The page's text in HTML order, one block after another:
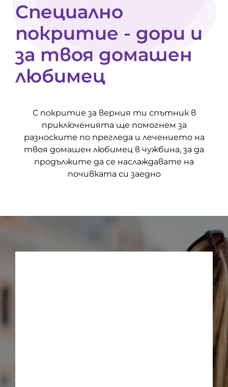
Специално
покритие - дори и
за твоя домашен
любимец
С покритие за верния ти спътник в
приключенията ще помогнем за
разноските по прегледа и лечението на
твоя домашен любимец в чужбина, за да
продължите да се наслаждавате на
почивката си заедно